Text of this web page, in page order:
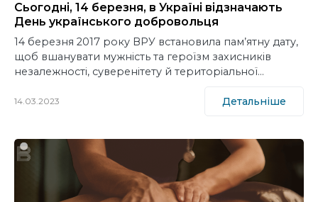
Сьогодні, 14 березня, в Україні відзначають
День українського добровольця
14 березня 2017 року ВРУ встановила пам’ятну дату,
щоб вшанувати мужність та героїзм захисників
незалежності, суверенітету й територіальної…
14.03.2023 Детальніше